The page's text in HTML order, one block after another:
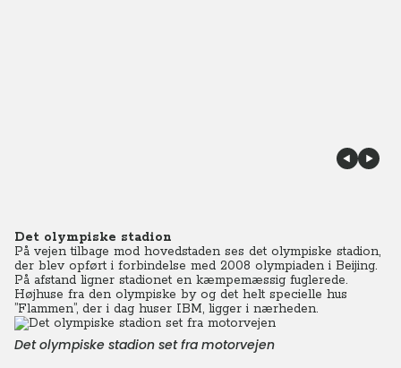
Det olympiske stadion
På vejen tilbage mod hovedstaden ses det olympiske stadion,
der blev opført i forbindelse med 2008 olympiaden i Beijing.
På afstand ligner stadionet en kæmpemæssig fuglerede.
Højhuse fra den olympiske by og det helt specielle hus
”Flammen”, der i dag huser IBM, ligger i nærheden.
Det olympiske stadion set fra motorvejen